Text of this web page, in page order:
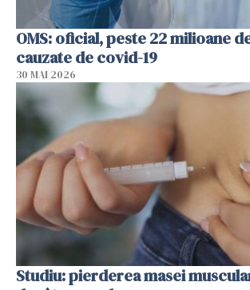
OMS: oficial, peste 22 milioane
cauzate de covid-19
30 MAI 2026
Studiu: pierderea masei